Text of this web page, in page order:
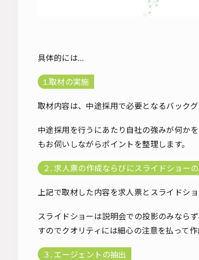
具体的には…
1.取材の実施
取材内容は、中途採用で必要となるバック
中途採用を行うにあたり自社の強みが何か
もお伺いしながらポイントを整理します。
２. 求人票の作成ならびにスライドショー
上記で取材した内容を求人票とスライドショ
スライドショーは説明会での投影のみなら
すのでクオリティには細心の注意を払って作
３. エージェントの抽出